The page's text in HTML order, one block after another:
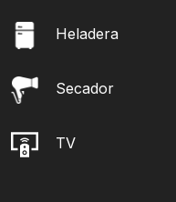
Heladera
Secador
TV